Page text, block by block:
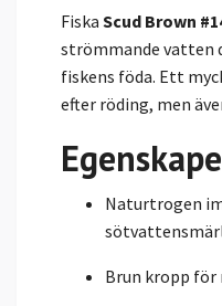
Fiska Scud Brown
strömmande vatten
fiskens föda. Ett
efter röding, men
Naturtrogen
Brun kropp